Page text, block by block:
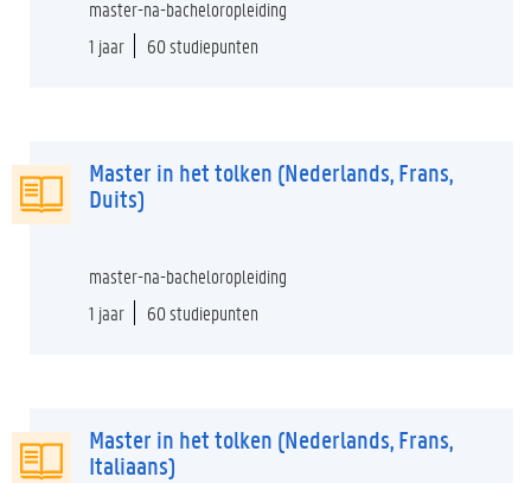
master-na-bacheloropleiding
1 jaar
60 studiepunten
Master in het tolken (Nederlands, Frans,
Duits)
master-na-bacheloropleiding
1 jaar
60 studiepunten
Master in het tolken (Nederlands, Frans,
Italiaans)